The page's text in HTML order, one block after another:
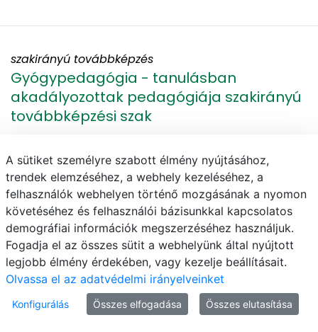
Gyógypedagógia - tanulásban
akadályozottak pedagógiája szakirányú
továbbképzési szak
szakirányú továbbképzés
Gyógypedagógia – Pszichopedagógia
szakirányú továbbképzési szak
szakirányú továbbképzés
A sütiket személyre szabott élmény nyújtásához,
trendek elemzéséhez, a webhely kezeléséhez, a
felhasználók webhelyen történő mozgásának a nyomon
követéséhez és felhasználói bázisunkkal kapcsolatos
demográfiai információk megszerzéséhez használjuk.
Fogadja el az összes sütit a webhelyünk által nyújtott
legjobb élmény érdekében, vagy kezelje beállításait.
Olvassa el az adatvédelmi irányelveinket
Konfigurálás Összes elfogadása Összes elutasítása